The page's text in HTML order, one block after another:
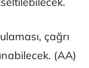
çağrı
(AA)